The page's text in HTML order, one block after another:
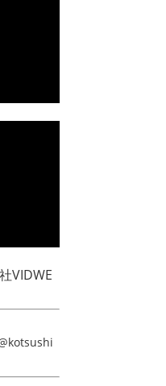
VIDWE